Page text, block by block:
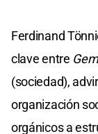
Ferdinand
clave entre
(sociedad),
organización
orgánicos a